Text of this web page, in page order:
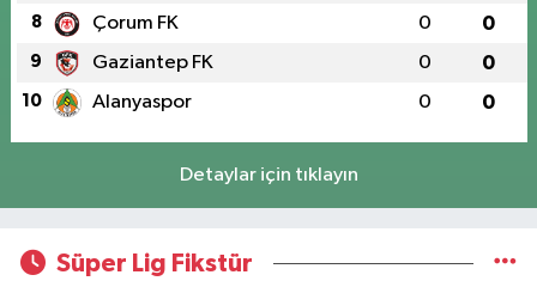
8 Çorum FK 0 0
9 Gaziantep FK 0 0
10 Alanyaspor 0 0
Detaylar için tıklayın
Süper Lig Fikstür